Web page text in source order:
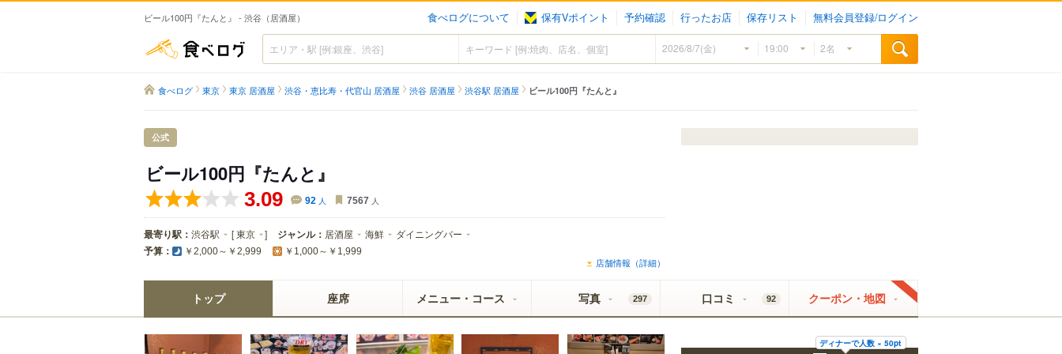
ビール100円『たんと』 - 渋谷（居酒屋） 食べログについて 保有Vポイント 予約確認 行ったお店 保存リスト 無料会員登録/ログイン
食べログ
食べログ 東京 東京 居酒屋 渋谷・恵比寿・代官山 居酒屋 渋谷 居酒屋 渋谷駅 居酒屋 ビール100円『たんと』
公式
ビール100円『たんと』
3.09 92 人 7567 人
最寄り駅： 渋谷駅 [東京 ] ジャンル： 居酒屋 海鮮 ダイニングバー
予算： ￥2,000～￥2,999 ￥1,000～￥1,999
店舗情報（詳細）
トップ 座席 メニュー・コース 写真 297 口コミ 92 クーポン・地図
ディナーで人数 × 50pt